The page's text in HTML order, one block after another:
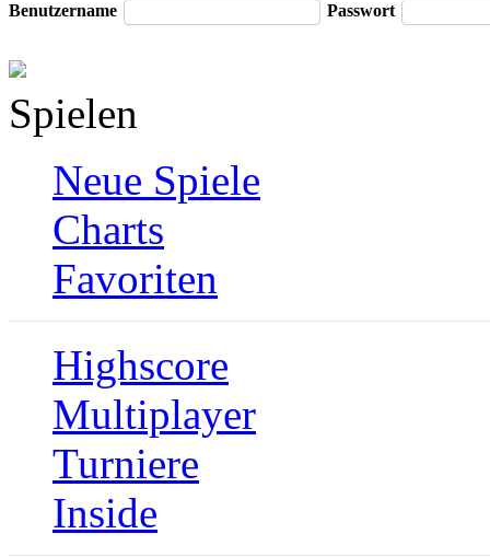
Benutzername Passwort
Spielen
Neue Spiele
Charts
Favoriten
Highscore
Multiplayer
Turniere
Inside